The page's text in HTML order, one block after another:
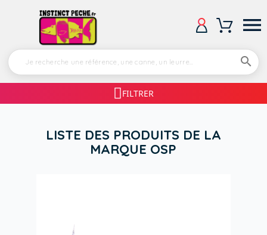


FILTRER
LISTE DES PRODUITS DE LA
MARQUE OSP